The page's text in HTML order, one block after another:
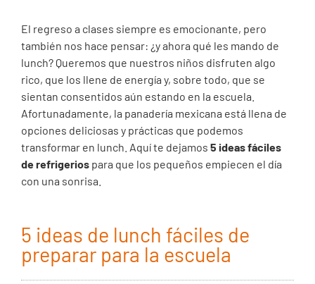
El regreso a clases siempre es emocionante, pero
también nos hace pensar: ¿y ahora qué les mando de
lunch? Queremos que nuestros niños disfruten algo
rico, que los llene de energía y, sobre todo, que se
sientan consentidos aún estando en la escuela.
Afortunadamente, la panadería mexicana está llena de
opciones deliciosas y prácticas que podemos
transformar en lunch. Aquí te dejamos 5 ideas fáciles
de refrigerios para que los pequeños empiecen el día
con una sonrisa.
5 ideas de lunch fáciles de
preparar para la escuela